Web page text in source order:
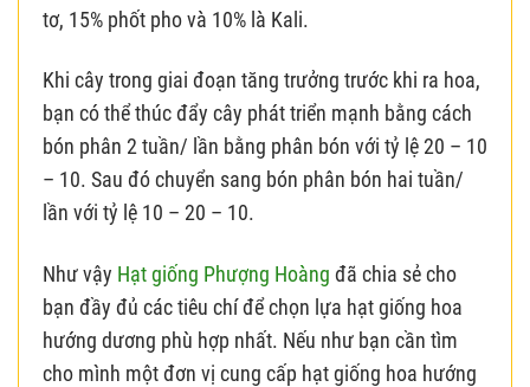
tơ, 15% phốt pho và 10% là Kali.
Khi cây trong giai đoạn tăng trưởng trước khi ra hoa,
bạn có thể thúc đẩy cây phát triển mạnh bằng cách
bón phân 2 tuần/ lần bằng phân bón với tỷ lệ 20 – 10
– 10. Sau đó chuyển sang bón phân bón hai tuần/
lần với tỷ lệ 10 – 20 – 10.
Như vậy Hạt giống Phượng Hoàng đã chia sẻ cho
bạn đầy đủ các tiêu chí để chọn lựa hạt giống hoa
hướng dương phù hợp nhất. Nếu như bạn cần tìm
cho mình một đơn vị cung cấp hạt giống hoa hướng